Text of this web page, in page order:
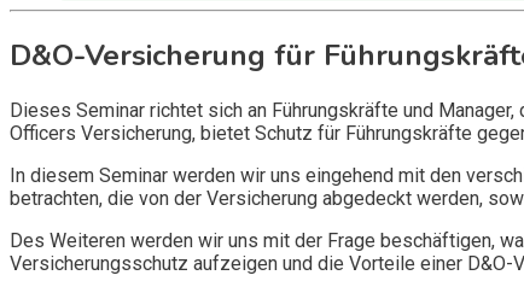
D&O-Versicherung für
Dieses Seminar richtet sich an Führungskräfte und
Officers Versicherung, bietet Schutz für Führungskräfte
In diesem Seminar werden wir uns eingehend mit den
betrachten, die von der Versicherung abgedeckt werden,
Des Weiteren werden wir uns mit der Frage beschäftigen,
Versicherungsschutz aufzeigen und die Vorteile einer D&O-